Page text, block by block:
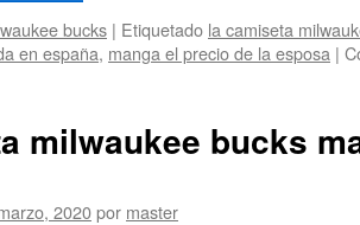
bucks | Etiquetado la camiseta
en españa, manga el precio de la esposa |
milwaukee bucks
2020por master